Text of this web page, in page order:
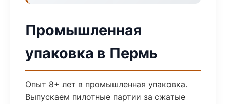
Промышленная
упаковка в Пермь
Опыт 8+ лет в промышленная упаковка.
Выпускаем пилотные партии за сжатые